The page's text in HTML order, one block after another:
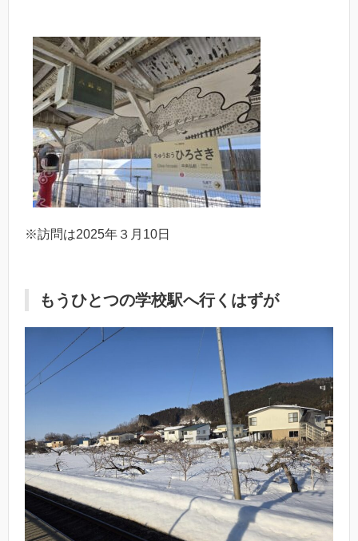
※訪問は2025年３月10日
もうひとつの学校駅へ行くはずが